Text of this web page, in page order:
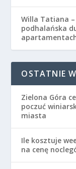
Willa Tatiana
podhalańska
OSTATNIE
Zielona Góra
poczuć
miasta
Ile kosztuje
na cenę